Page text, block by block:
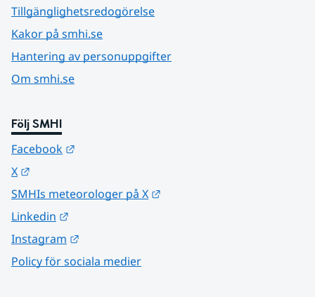
Tillgänglighetsredogörelse
Kakor på smhi.se
Hantering av personuppgifter
Om smhi.se
Följ SMHI
Facebook
X
SMHIs meteorologer på X
Linkedin
Instagram
Policy för sociala medier